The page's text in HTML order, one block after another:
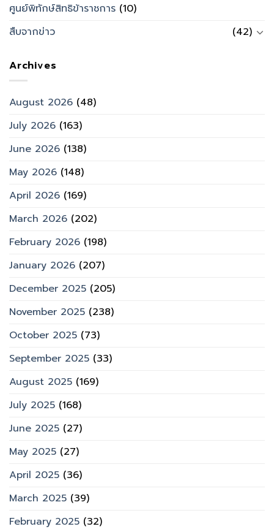
ศูนย์พิทักษ์สิทธิข้าราชการ (10)
สืบจากข่าว
(42)
Archives
August 2026 (48)
July 2026 (163)
June 2026 (138)
May 2026 (148)
April 2026 (169)
March 2026 (202)
February 2026 (198)
January 2026 (207)
December 2025 (205)
November 2025 (238)
October 2025 (73)
September 2025 (33)
August 2025 (169)
July 2025 (168)
June 2025 (27)
May 2025 (27)
April 2025 (36)
March 2025 (39)
February 2025 (32)